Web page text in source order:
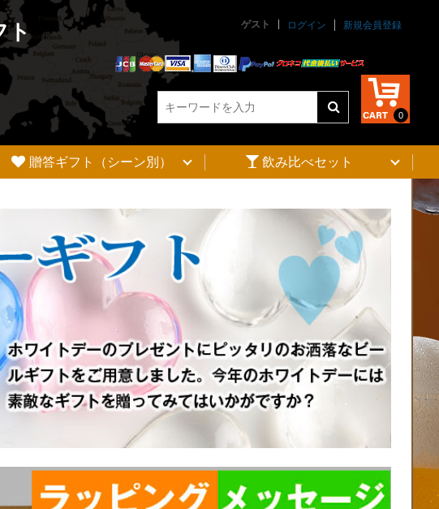
ト ゲスト ログイン 新規会員登録
0
贈答ギフト（シーン別） 飲み比べセット